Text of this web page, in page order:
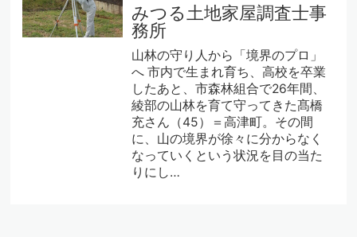
みつる土地家屋調査士事
務所
山林の守り人から「境界のプロ」
へ 市内で生まれ育ち、高校を卒業
したあと、市森林組合で26年間、
綾部の山林を育て守ってきた髙橋
充さん（45）＝高津町。その間
に、山の境界が徐々に分からなく
なっていくという状況を目の当た
りにし…